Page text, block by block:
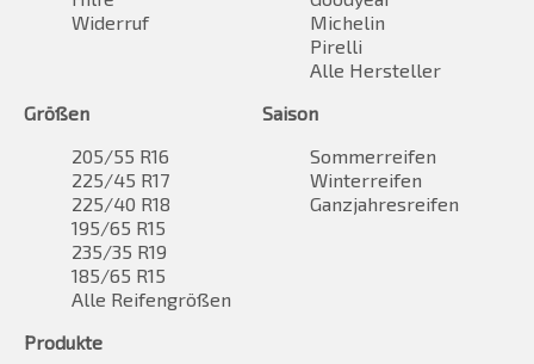
Widerruf
Michelin
Pirelli
Alle Hersteller
Größen
205/55 R16
225/45 R17
225/40 R18
195/65 R15
235/35 R19
185/65 R15
Alle Reifengrößen
Saison
Sommerreifen
Winterreifen
Ganzjahresreifen
Produkte